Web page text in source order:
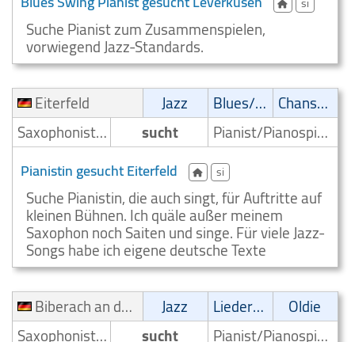
Suche Pianist zum Zusammenspielen,
vorwiegend Jazz-Standards.
Eiterfeld
Jazz Blues/Swing
Chanson
Saxophonist/Saxophonspieler
sucht Pianist/Pianospieler
Pianistin gesucht Eiterfeld si
Suche Pianistin, die auch singt, für Auftritte auf
kleinen Bühnen. Ich quäle außer meinem
Saxophon noch Saiten und singe. Für viele Jazz-
Songs habe ich eigene deutsche Texte
Biberach an der Riß
Jazz Liedermacher
Oldie
Saxophonist/Saxophonspieler
sucht Pianist/Pianospieler